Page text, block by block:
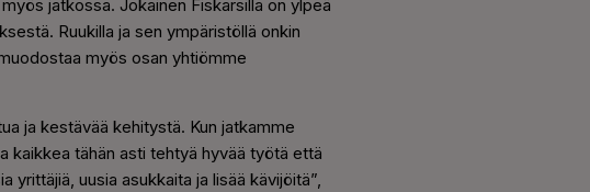
jatkossa. Jokainen Fiskarsilla on ylpeä
Ruukilla ja sen ympäristöllä onkin
myös osan yhtiömme
ja kestävää kehitystä. Kun jatkamme
kaikkea tähän asti tehtyä hyvää työtä että
yrittäjiä, uusia asukkaita ja lisää kävijöitä”,